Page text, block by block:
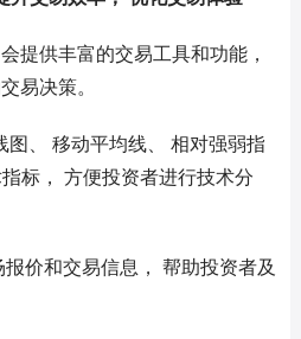
提供丰富的交易工具和功能，
易决策。
图、 移动平均线、 相对强弱指
标， 方便投资者进行技术分
价和交易信息， 帮助投资者及